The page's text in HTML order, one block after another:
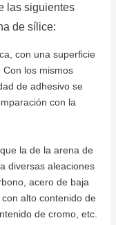
las siguientes
de sílice:
con una superficie
Con los mismos
de adhesivo se
con la
la de la arena de
diversas aleaciones
acero de baja
alto contenido de
de cromo, etc.